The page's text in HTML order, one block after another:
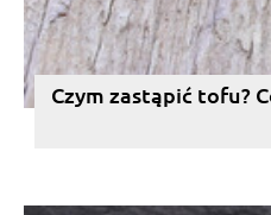
Czym zastąpić tofu?